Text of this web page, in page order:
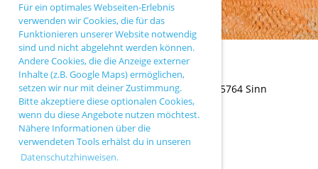
Für ein optimales Webseiten-Erlebnis
verwenden wir Cookies, die für das
Funktionieren unserer Website notwendig
sind und nicht abgelehnt werden können.
Andere Cookies, die die Anzeige externer
Inhalte (z.B. Google Maps) ermöglichen,
setzen wir nur mit deiner Zustimmung.
Bitte akzeptiere diese optionalen Cookies,
wenn du diese Angebote nutzen möchtest.
Nähere Informationen über die
verwendeten Tools erhälst du in unseren
Datenschutzhinweisen.
TC Sinn |Ballersbacher Weg 43 | 35764 Sinn